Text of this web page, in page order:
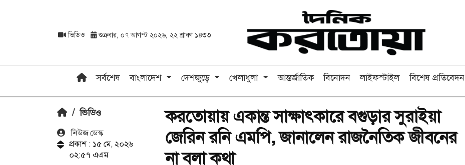
ভিডিও শুক্রবার, ০৭ আগস্ট ২০২৬, ২২ শ্রাবণ ১৪৩৩
সর্বশেষ বাংলাদেশ দেশজুড়ে খেলাধুলা আন্তর্জাতিক বিনোদন লাইফস্টাইল বিশেষ প্রতিবেদন
/ ভিডিও
নিউজ ডেস্ক
প্রকাশ : ১৫ মে, ২০২৬
০২:৫৭ এএম
করতোয়ায় একান্ত সাক্ষাৎকারে বগুড়ার সুরাইয়া
জেরিন রনি এমপি, জানালেন রাজনৈতিক জীবনের
না বলা কথা